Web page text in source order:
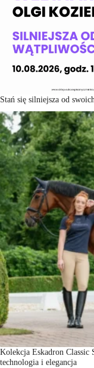
Stań się silniejsza od
Kolekcja Eskadron Classic
technologia i elegancja